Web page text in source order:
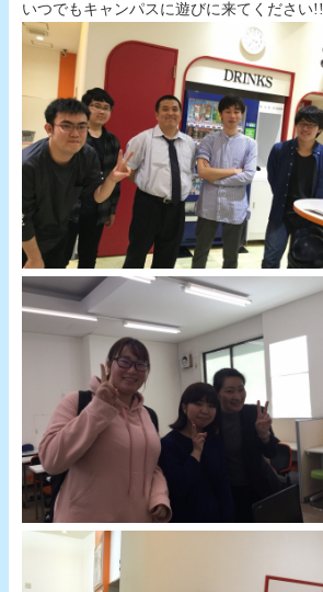
いつでもキャンパスに遊びに来てください!!